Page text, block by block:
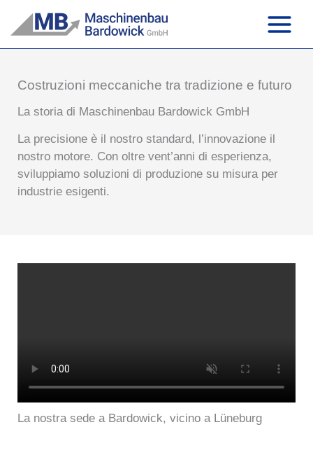
Costruzioni meccaniche tra tradizione e futuro
La storia di Maschinenbau Bardowick GmbH
La precisione è il nostro standard, l’innovazione il
nostro motore. Con oltre vent’anni di esperienza,
sviluppiamo soluzioni di produzione su misura per
industrie esigenti.
La nostra sede a Bardowick, vicino a Lüneburg